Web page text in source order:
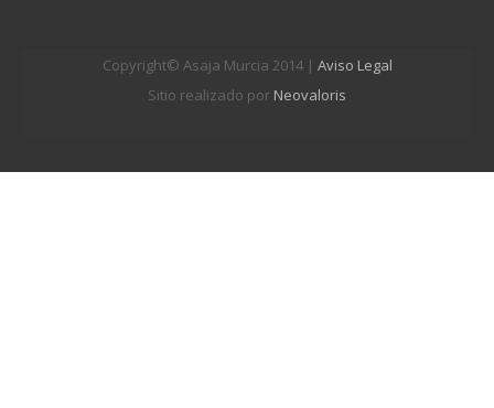
Copyright© Asaja Murcia 2014 | Aviso Legal
Sitio realizado por Neovaloris